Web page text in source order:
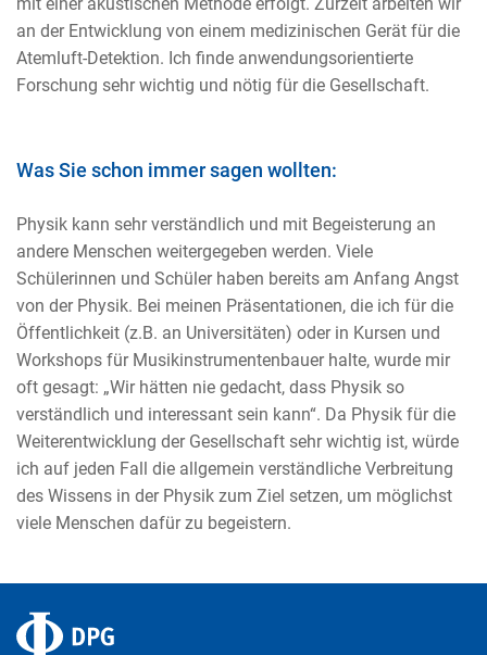
an der Entwicklung von einem medizinischen Gerät für die
Atemluft-Detektion. Ich finde anwendungsorientierte
Forschung sehr wichtig und nötig für die Gesellschaft.
Was Sie schon immer sagen wollten:
Physik kann sehr verständlich und mit Begeisterung an
andere Menschen weitergegeben werden. Viele
Schülerinnen und Schüler haben bereits am Anfang Angst
von der Physik. Bei meinen Präsentationen, die ich für die
Öffentlichkeit (z.B. an Universitäten) oder in Kursen und
Workshops für Musikinstrumentenbauer halte, wurde mir
oft gesagt: „Wir hätten nie gedacht, dass Physik so
verständlich und interessant sein kann“. Da Physik für die
Weiterentwicklung der Gesellschaft sehr wichtig ist, würde
ich auf jeden Fall die allgemein verständliche Verbreitung
des Wissens in der Physik zum Ziel setzen, um möglichst
viele Menschen dafür zu begeistern.